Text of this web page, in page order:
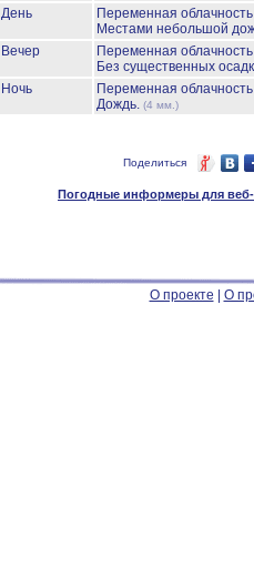
День
Переменная
Местами небольшой
Вечер
Переменная
Без существенных
Ночь
Переменная
Дождь. (4 мм.)
Поделиться
Погодные информеры для веб-
О проекте О